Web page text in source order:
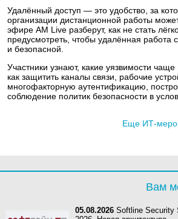
Удалённый доступ — это удобство, за
организации дистанционной работы
эфире AM Live разберут, как не стать
предусмотреть, чтобы удалённая работа
и безопасной.
Участники узнают, какие уязвимости
как защитить каналы связи, рабочие
многофакторную аутентификацию,
соблюдение политик безопасности в
Еще ИТ-
Вам
05.08.2026 Softline Security